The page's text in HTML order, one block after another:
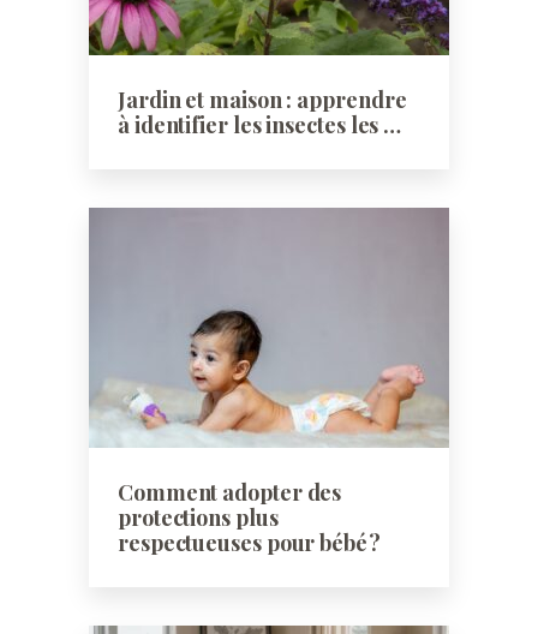
Jardin et maison : apprendre
à identifier les insectes les …
Comment adopter des
protections plus
respectueuses pour bébé ?